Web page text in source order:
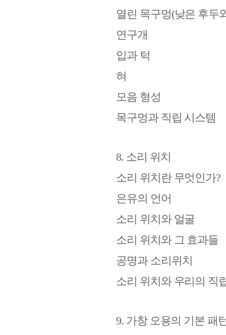
열린 목구멍(낮은 후두
연구개
입과 턱
혀
모음 형성
목구멍과 직립 시스템
8. 소리 위치
소리 위치란 무엇인가?
은유의 언어
소리 위치와 얼굴
소리 위치와 그 효과들
공명과 소리위치
소리 위치와 우리의 직
9. 가창 오용의 기본 패